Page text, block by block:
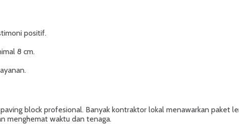
positif.
8 cm.
block profesional. Banyak kontraktor lokal menawarkan paket
menghemat waktu dan tenaga.